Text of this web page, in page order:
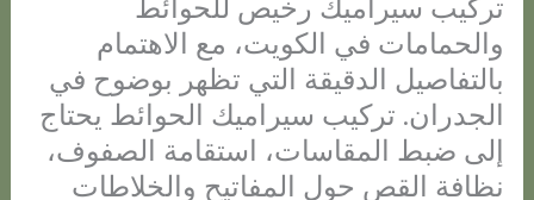
تركيب سيراميك رخيص للحوائط
والحمامات في الكويت، مع الاهتمام
بالتفاصيل الدقيقة التي تظهر بوضوح في
الجدران. تركيب سيراميك الحوائط يحتاج
إلى ضبط المقاسات، استقامة الصفوف،
نظافة القص حول المفاتيح والخلاطات